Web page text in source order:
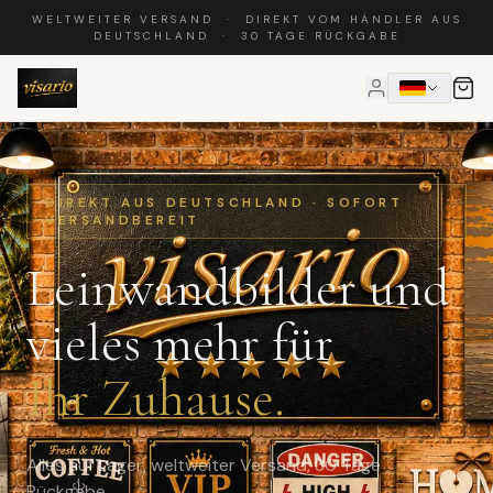
WELTWEITER VERSAND · DIREKT VOM HÄNDLER AUS
DEUTSCHLAND · 30 TAGE RÜCKGABE
DIREKT AUS DEUTSCHLAND · SOFORT
VERSANDBEREIT
Leinwandbilder und
vieles mehr für
Ihr Zuhause.
Alles auf Lager, weltweiter Versand, 30 Tage